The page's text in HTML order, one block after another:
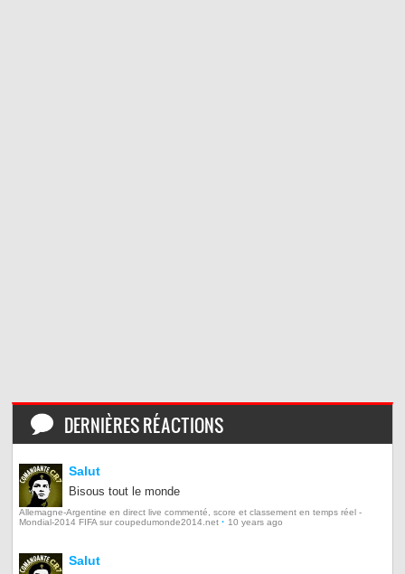
DERNIÈRES RÉACTIONS
Salut
Bisous tout le monde
Allemagne-Argentine en direct live commenté, score et classement en temps réel -
Mondial-2014 FIFA sur coupedumonde2014.net · 10 years ago
Salut